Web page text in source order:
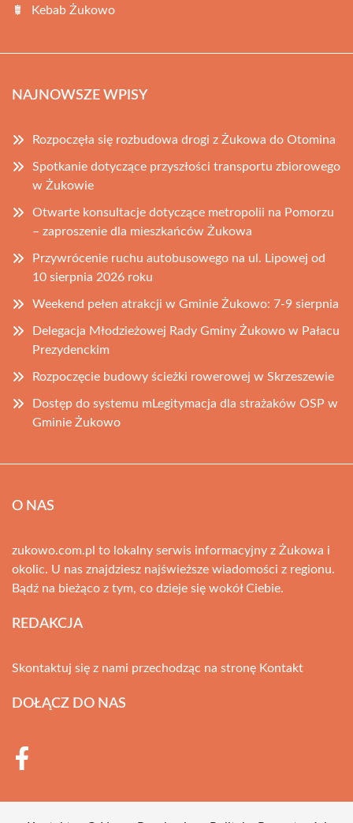
Kebab Żukowo
NAJNOWSZE WPISY
Rozpoczęła się rozbudowa drogi z Żukowa do Otomina
Spotkanie dotyczące przyszłości transportu zbiorowego
w Żukowie
Otwarte konsultacje dotyczące metropolii na Pomorzu
– zaproszenie dla mieszkańców Żukowa
Przywrócenie ruchu autobusowego na ul. Lipowej od
10 sierpnia 2026 roku
Weekend pełen atrakcji w Gminie Żukowo: 7-9 sierpnia
Delegacja Młodzieżowej Rady Gminy Żukowo w Pałacu
Prezydenckim
Rozpoczęcie budowy ścieżki rowerowej w Skrzeszewie
Dostęp do systemu mLegitymacja dla strażaków OSP w
Gminie Żukowo
O NAS
zukowo.com.pl to lokalny serwis informacyjny z Żukowa i
okolic. U nas znajdziesz najświeższe wiadomości z regionu.
Bądź na bieżąco z tym, co dzieje się wokół Ciebie.
REDAKCJA
Skontaktuj się z nami przechodząc na stronę Kontakt
DOŁĄCZ DO NAS